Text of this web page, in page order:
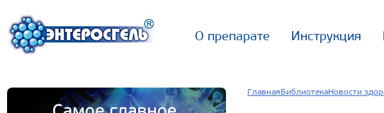
О препарате Инструкция
Главная БиблиотекаНовости